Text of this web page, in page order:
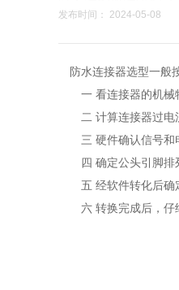
发布时间： 2024-05-08
防水连接器选型一般
一 看连接器的机械
二 计算连接器过电流
三 硬件确认信号和电
四 确定公头引脚排
五 经软件转化后确
六 转换完成后，仔